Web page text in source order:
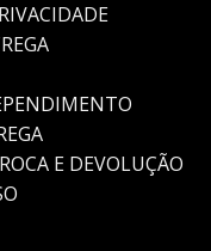
E DEVOLUÇÃO